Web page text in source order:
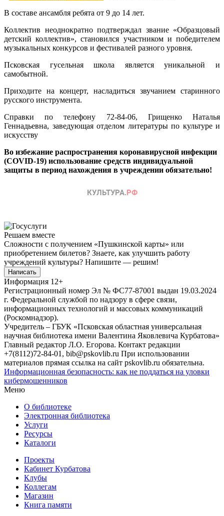
В составе ансамбля ребята от 9 до 14 лет.
Коллектив неоднократно подтверждал звание «Образцовый
детский коллектив», становился участником и победителем
музыкальных конкурсов и фестивалей разного уровня.
Псковская гусельная школа является уникальной и
самобытной.
Приходите на концерт, насладиться звучанием старинного
русского инструмента.
Справки по телефону 72-84-06, Грищенко Наталья
Геннадьевна, заведующая отделом литературы по культуре и
искусству
Во избежание распространения коронавирусной инфекции
(COVID-19) использование средств индивидуальной
защиты в период нахождения в учреждении обязательно!
Решаем вместе
Сложности с получением «Пушкинской карты» или
приобретением билетов? Знаете, как улучшить работу
учреждений культуры? Напишите — решим!
Написать
Информация 12+
Регистрационный номер Эл № ФС77-87001 выдан 19.03.2024
г. Федеральной службой по надзору в сфере связи,
информационных технологий и массовых коммуникаций
(Роскомнадзор).
Учредитель – ГБУК «Псковская областная универсальная
научная библиотека имени Валентина Яковлевича Курбатова»
Главный редактор Л.О. Егорова. Контакт редакции
+7(8112)72-84-01, bib@pskovlib.ru При использовании
материалов прямая ссылка на сайт pskovlib.ru обязательна.
Информационная безопасность: как не поддаться на уловки
кибермошенников
Меню
О библиотеке
Электронная библиотека
Услуги
Ресурсы
Каталоги
Проекты
Кабинет Курбатова
Клубы
Коллегам
Магазин
Книга памяти